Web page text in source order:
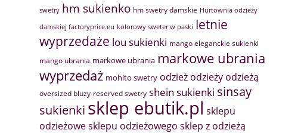
swetry hm sukienko hm swetry damskie Hurtownia odzieży
damskiej factoryprice.eu kolorowy sweter w paski letnie
wyprzedaże lou sukienki mango eleganckie sukienki
mango ubrania markowe ubrania markowe ubrania
wyprzedaż mohito swetry odzież odzieży odzieżą
oversized bluzy reserved swetry shein sukienki sinsay
sukienki sklep ebutik.pl sklepu
odzieżowesklepu odzieżowego sklep z odzieżą